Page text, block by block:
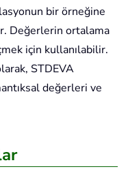
bir örneğine
Değerlerin ortalama
için kullanılabilir.
STDEVA
değerleri ve